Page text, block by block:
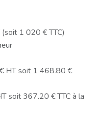
1 020 € TTC)
HT soit 1 468.80 €
soit 367.20 € TTC à la